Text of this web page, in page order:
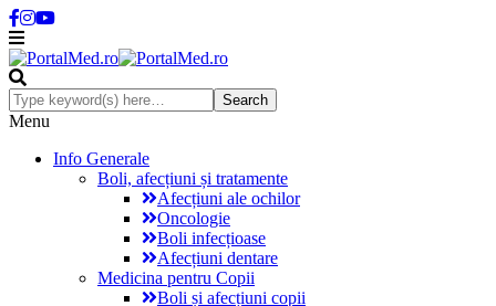
Menu
Info Generale
Boli, afecțiuni și tratamente
Afecțiuni ale ochilor
Oncologie
Boli infecțioase
Afecțiuni dentare
Medicina pentru Copii
Boli și afecțiuni copii